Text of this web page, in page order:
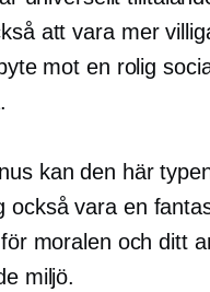
att vara mer
mot en rolig
kan den här
också vara en
moralen och ditt
miljö.